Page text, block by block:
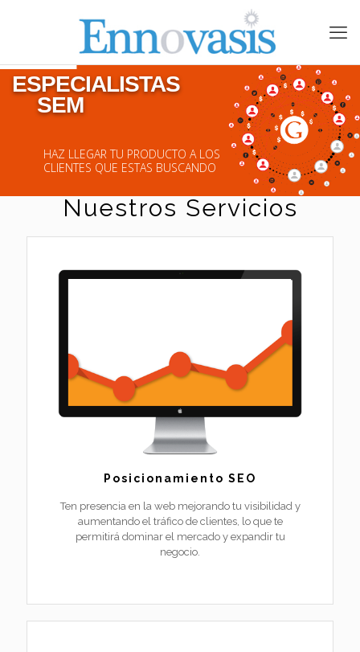
ESPECIALISTAS
HAZ LLEGAR TU PRODUCTO A LOS
CLIENTES QUE ESTAS BUSCANDO
SEM
Nuestros Servicios
Posicionamiento SEO
Ten presencia en la web mejorando tu visibilidad y
aumentando el tráfico de clientes, lo que te
permitirá dominar el mercado y expandir tu
negocio.